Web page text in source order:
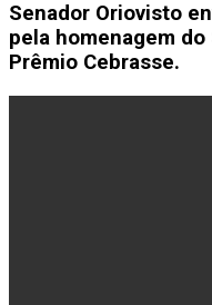
Senador Oriovisto
pela homenagem
Prêmio Cebrasse.